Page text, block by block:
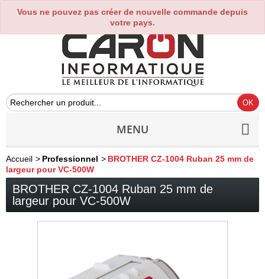
Vous ne pouvez pas créer de nouvelle commande depuis
votre pays.
0
MENU
Accueil > Professionnel > BROTHER CZ-1004 Ruban 25 mm de
largeur pour VC-500W
BROTHER CZ-1004 Ruban 25 mm de
largeur pour VC-500W